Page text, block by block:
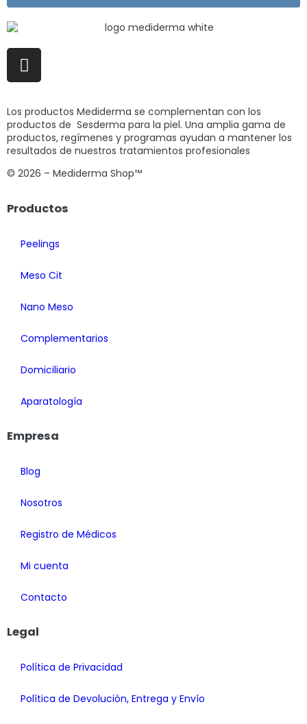
Los productos Mediderma se complementan con los
productos de Sesderma para la piel. Una amplia gama de
productos, regímenes y programas ayudan a mantener los
resultados de nuestros tratamientos profesionales
© 2026 – Mediderma Shop™
Productos
Peelings
Meso Cit
Nano Meso
Complementarios
Domiciliario
Aparatología
Empresa
Blog
Nosotros
Registro de Médicos
Mi cuenta
Contacto
Legal
Política de Privacidad
Política de Devolución, Entrega y Envío